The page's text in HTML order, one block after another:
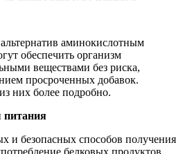
аминокислотным
обеспечить организм
веществами без риска,
просроченных добавок.
них более подробно.
питания
и безопасных способов получения